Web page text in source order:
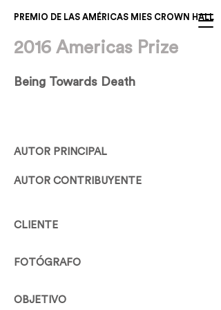
PREMIO DE LAS AMÉRICAS MIES CROWN HALL
2016 Americas Prize
Being Towards Death
AUTOR PRINCIPAL
AUTOR CONTRIBUYENTE
CLIENTE
FOTÓGRAFO
OBJETIVO